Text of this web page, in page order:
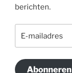
berichten.
mailadres
Abonneren